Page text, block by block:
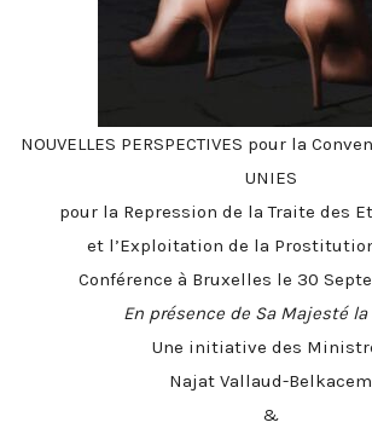
NOUVELLES PERSPECTIVES pour la
UNIES
pour la Repression de la Traite des
et l’Exploitation de la
Conférence à Bruxelles le 30
En présence de Sa Majesté la
Une initiative des
Najat Vallaud-Belkacem
&